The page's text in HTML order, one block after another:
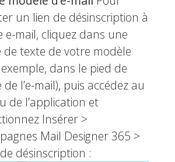
un lien de désinscription à
e-mail, cliquez dans une
de texte de votre modèle
dans le pied de
de l’e-mail), puis accédez au
de l’application et
Insérer >
Mail Designer 365 >
désinscription :